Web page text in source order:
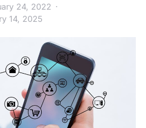
24, 2022
14, 2025